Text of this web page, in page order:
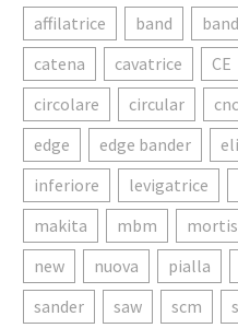
affilatrice band
catena
cavatrice CE
circolare
circular cnc
edge
edge bander
inferiore
levigatrice
makita
mbm
new
nuova pialla
sander
saw scm